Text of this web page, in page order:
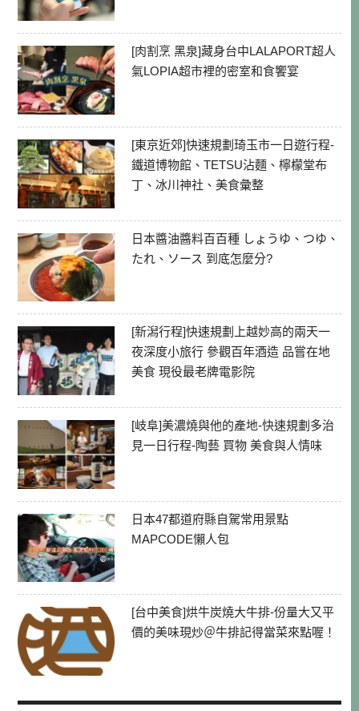
[肉割烹 黑泉]藏身台中LALAPORT超人
氣LOPIA超市裡的密室和食饗宴
[東京近郊]快速規劃琦玉市一日遊行程-
鐵道博物館、TETSU沾麵、檸檬堂布
丁、冰川神社、美食彙整
日本醬油醬料百百種 しょうゆ、つゆ、
たれ、ソース 到底怎麼分?
[新潟行程]快速規劃上越妙高的兩天一
夜深度小旅行 參觀百年酒造 品嘗在地
美食 現役最老牌電影院
[岐阜]美濃燒與他的產地-快速規劃多治
見一日行程-陶藝 買物 美食與人情味
日本47都道府縣自駕常用景點
MAPCODE懶人包
[台中美食]烘牛炭燒大牛排-份量大又平
價的美味現炒＠牛排記得當菜來點喔！